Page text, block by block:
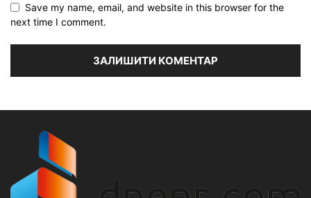
Save my name, email, and website in this browser for the
next time I comment.